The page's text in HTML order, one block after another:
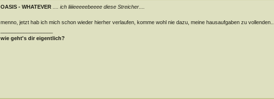
OASIS - WHATEVER .... ich liiiieeeeebeeee diese Streicher....
menno, jetzt hab ich mich schon wieder hierher verlaufen, komme wohl nie dazu, meine hausaufgaben zu vollenden...
wie geht's dir eigentlich?